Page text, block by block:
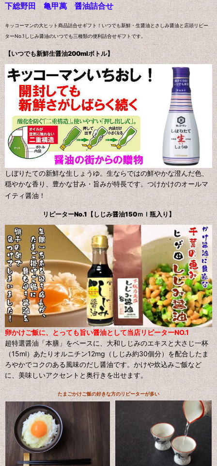
下総野田 亀甲萬 醤油詰合せ
キッコーマンの大ヒット商品詰合せギフト！いつでも新鮮・生醤油とさしみ醤油と店頭リピー
ターNo.1しじみ醤油のいつでも三種類の便利詰合せギフトです。
【いつでも新鮮生醤油200mlボトル】
しぼりたての新鮮な生しょうゆ。生ならではの鮮やかな澄んだ色、
穏やかな香り、豊かな甘み・旨みが特長です。つけかけのオールマ
イティ醤油！
リピーターNo.1【しじみ醤油150ｍｌ瓶入り】
卵かけご飯に、とっても旨い醤油として当店リピーターNO.1
超特選醤油「本膳」をベースに、大和しじみのエキスと大さじ一杯
（15ml）あたりオルニチン12mg（しじみ約30個分）を配合したま
ろやかでコクのある風味のだし醤油です。かけや炊込みご飯など
に、美味しいアクセントと奥行きを出せます。
たまごかけご飯の好きな方のリピーターが多い